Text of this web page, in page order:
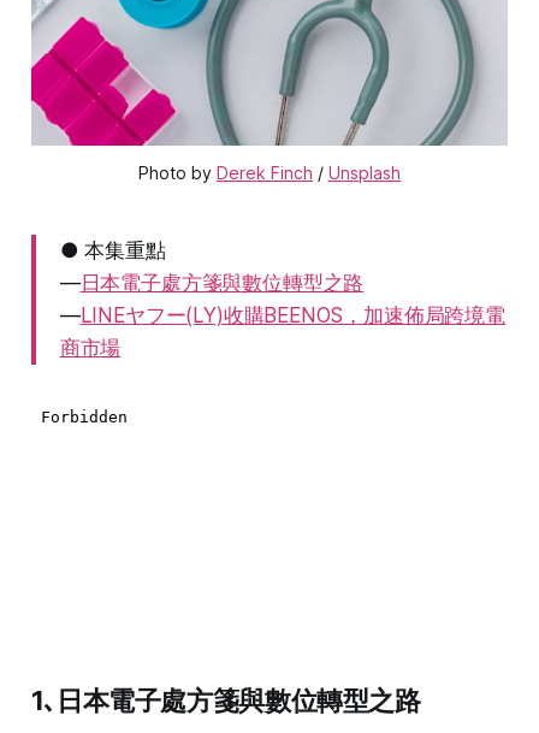
Photo by Derek Finch / Unsplash
● 本集重點
—日本電子處方箋與數位轉型之路
—LINEヤフー(LY)收購BEENOS，加速佈局跨境電
商市場
1､ 日本電子處方箋與數位轉型之路